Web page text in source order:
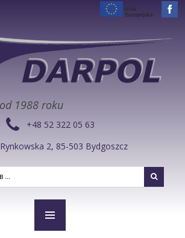
od 1988 roku
+48 52 322 05 63
2, 85-503 Bydgoszcz